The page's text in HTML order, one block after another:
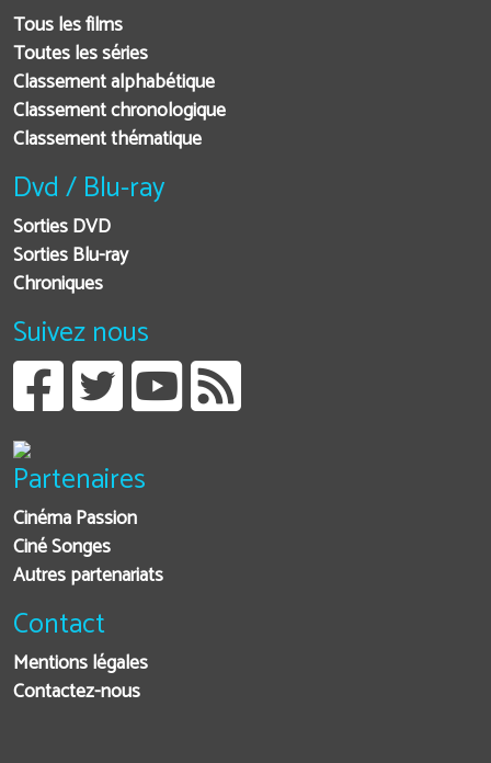
Tous les films
Toutes les séries
Classement alphabétique
Classement chronologique
Classement thématique
Dvd / Blu-ray
Sorties DVD
Sorties Blu-ray
Chroniques
Suivez nous
Partenaires
Cinéma Passion
Ciné Songes
Autres partenariats
Contact
Mentions légales
Contactez-nous